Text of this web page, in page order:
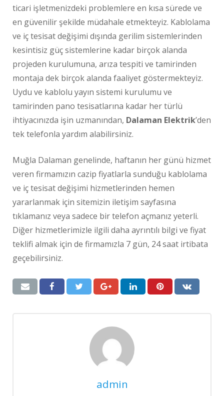
ticari işletmenizdeki problemlere en kısa sürede ve
en güvenilir şekilde müdahale etmekteyiz. Kablolama
ve iç tesisat değişimi dışında gerilim sistemlerinden
kesintisiz güç sistemlerine kadar birçok alanda
projeden kurulumuna, arıza tespiti ve tamirinden
montaja dek birçok alanda faaliyet göstermekteyiz.
Uydu ve kablolu yayın sistemi kurulumu ve
tamirinden pano tesisatlarına kadar her türlü
ihtiyacınızda işin uzmanından, Dalaman Elektrik’den
tek telefonla yardım alabilirsiniz.
Muğla Dalaman genelinde, haftanın her günü hizmet
veren firmamızın cazip fiyatlarla sunduğu kablolama
ve iç tesisat değişimi hizmetlerinden hemen
yararlanmak için sitemizin iletişim sayfasına
tıklamanız veya sadece bir telefon açmanız yeterli.
Diğer hizmetlerimizle ilgili daha ayrıntılı bilgi ve fiyat
teklifi almak için de firmamızla 7 gün, 24 saat irtibata
geçebilirsiniz.
admin